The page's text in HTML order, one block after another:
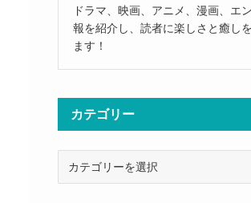
ドラマ、映画、アニメ、漫画、エ
報を紹介し、読者に楽しさと癒し
ます！
カテゴリー